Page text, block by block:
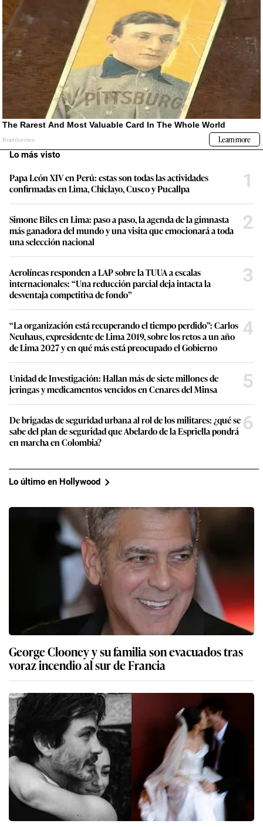
Lo más visto
Papa León XIV en Perú: estas son todas las actividades
confirmadas en Lima, Chiclayo, Cusco y Pucallpa
1
Simone Biles en Lima: paso a paso, la agenda de la gimnasta
más ganadora del mundo y una visita que emocionará a toda
una selección nacional
2
Aerolíneas responden a LAP sobre la TUUA a escalas
internacionales: “Una reducción parcial deja intacta la
desventaja competitiva de fondo”
3
“La organización está recuperando el tiempo perdido”: Carlos
Neuhaus, expresidente de Lima 2019, sobre los retos a un año
de Lima 2027 y en qué más está preocupado el Gobierno
4
Unidad de Investigación: Hallan más de siete millones de
jeringas y medicamentos vencidos en Cenares del Minsa
5
De brigadas de seguridad urbana al rol de los militares: ¿qué se
sabe del plan de seguridad que Abelardo de la Espriella pondrá
en marcha en Colombia?
6
Lo último en Hollywood
George Clooney y su familia son evacuados tras
voraz incendio al sur de Francia